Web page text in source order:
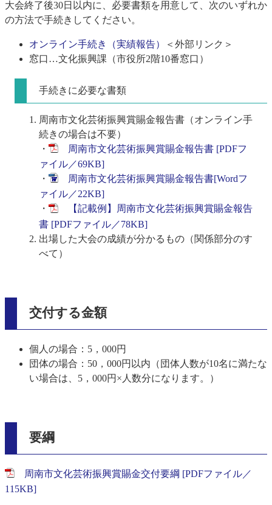
大会終了後30日以内に、必要書類を用意して、次のいずれか
の方法で手続きしてください。
オンライン手続き（実績報告）
＜外部リンク＞
窓口…文化振興課（市役所2階10番窓口）
手続きに必要な書類
周南市文化芸術振興賞賜金報告書（オンライン手
続きの場合は不要）
・​
周南市文化芸術振興賞賜金報告書 [PDFフ
ァイル／69KB]
・
周南市文化芸術振興賞賜金報告書[Wordフ
ァイル／22KB]
・
【記載例】周南市文化芸術振興賞賜金報告
書 [PDFファイル／78KB]
出場した大会の成績が分かるもの（関係部分のす
べて）
交付する金額
個人の場合：5，000円
団体の場合：50，000円以内（団体人数が10名に満たな
い場合は、5，000円×人数分になります。）
要綱
周南市文化芸術振興賞賜金交付要綱 [PDFファイル／
115KB]